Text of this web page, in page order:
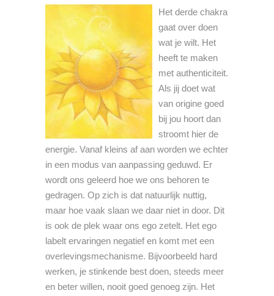
Het derde chakra
gaat over doen
wat je wilt. Het
heeft te maken
met authenticiteit.
Als jij doet wat
van origine goed
bij jou hoort dan
stroomt hier de
energie. Vanaf kleins af aan worden we echter
in een modus van aanpassing geduwd. Er
wordt ons geleerd hoe we ons behoren te
gedragen. Op zich is dat natuurlijk nuttig,
maar hoe vaak slaan we daar niet in door. Dit
is ook de plek waar ons ego zetelt. Het ego
labelt ervaringen negatief en komt met een
overlevingsmechanisme. Bijvoorbeeld hard
werken, je stinkende best doen, steeds meer
en beter willen, nooit goed genoeg zijn. Het